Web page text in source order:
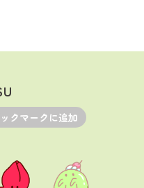
クマークに追加